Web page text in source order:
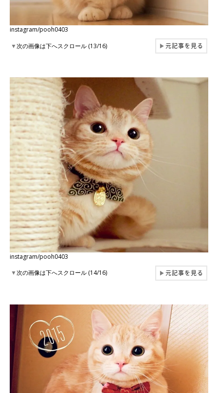
instagram/pooh0403
▼次の画像は下へスクロール (13/16) ▶元記事を見る
instagram/pooh0403
▼次の画像は下へスクロール (14/16) ▶元記事を見る